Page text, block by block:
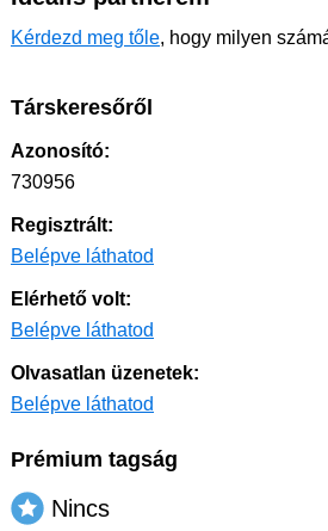
Kérdezd meg tőle, hogy milyen
Társkeresőről
Azonosító:
730956
Regisztrált:
Belépve láthatod
Elérhető volt:
Belépve láthatod
Olvasatlan üzenetek:
Belépve láthatod
Prémium tagság
Nincs